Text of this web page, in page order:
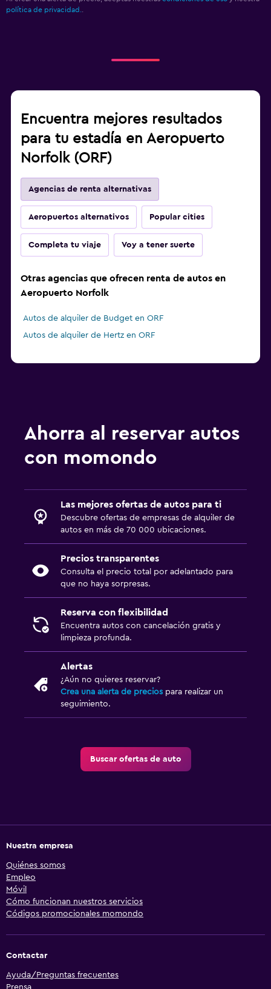
política de privacidad..
Encuentra mejores resultados
para tu estadía en Aeropuerto
Norfolk (ORF)
Agencias de renta alternativas
Aeropuertos alternativos Popular cities
Completa tu viaje Voy a tener suerte
Otras agencias que ofrecen renta de autos en
Aeropuerto Norfolk
Autos de alquiler de Budget en ORF
Autos de alquiler de Hertz en ORF
Ahorra al reservar autos
con momondo
Las mejores ofertas de autos para ti
Descubre ofertas de empresas de alquiler de
autos en más de 70 000 ubicaciones.
Precios transparentes
Consulta el precio total por adelantado para
que no haya sorpresas.
Reserva con flexibilidad
Encuentra autos con cancelación gratis y
limpieza profunda.
Alertas
¿Aún no quieres reservar?
Crea una alerta de precios para realizar un
seguimiento.
Buscar ofertas de auto
Nuestra empresa
Quiénes somos
Empleo
Móvil
Cómo funcionan nuestros servicios
Códigos promocionales momondo
Contactar
Ayuda/Preguntas frecuentes